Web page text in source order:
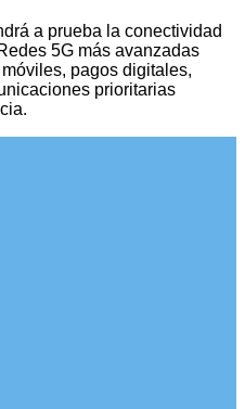
a prueba la conectividad
5G más avanzadas
pagos digitales,
prioritarias